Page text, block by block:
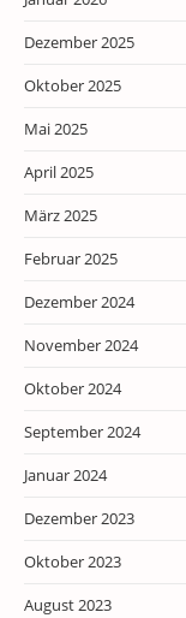
Dezember 2025
Oktober 2025
Mai 2025
April 2025
März 2025
Februar 2025
Dezember 2024
November 2024
Oktober 2024
September 2024
Januar 2024
Dezember 2023
Oktober 2023
August 2023